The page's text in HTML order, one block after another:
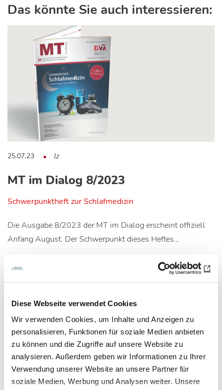
Diese Webseite verwendet Cookies
Wir verwenden Cookies, um Inhalte und Anzeigen zu
personalisieren, Funktionen für soziale Medien anbieten
zu können und die Zugriffe auf unsere Website zu
analysieren. Außerdem geben wir Informationen zu Ihrer
Verwendung unserer Website an unsere Partner für
soziale Medien, Werbung und Analysen weiter. Unsere
Das könnte Sie auch interessieren:
25.07.23 lz
MT im Dialog 8/2023
Schwerpunktheft zur Schlafmedizin
Die Ausgabe 8/2023 der MT im Dialog erscheint offiziell
Anfang August. Der Schwerpunkt dieses Heftes…